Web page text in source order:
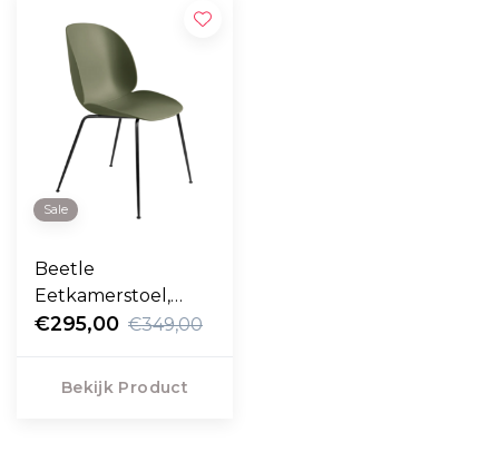
Sale
Beetle
Eetkamerstoel,
zwart conic voet
€295,00 €349,00
Bekijk Product